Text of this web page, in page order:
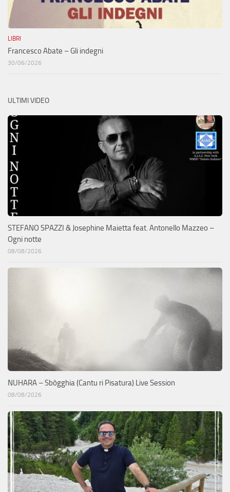
LIBRI
Francesco Abate – Gli indegni
30/06/2026
ULTIMI VIDEO
STEFANO SPAZZI & Josephine Maietta feat. Antonello Mazzeo –
Ogni notte
08/08/2026
NUHARA – Sbògghia (Cantu ri Pisatura) Live Session
08/08/2026